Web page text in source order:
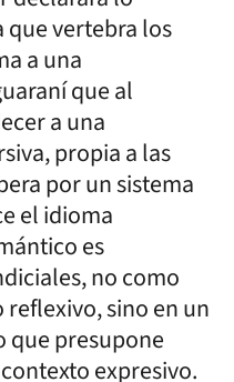
que vertebra los
a una
que al
a una
propia a las
por un sistema
el idioma
es
no como
sino en un
presupone
expresivo.